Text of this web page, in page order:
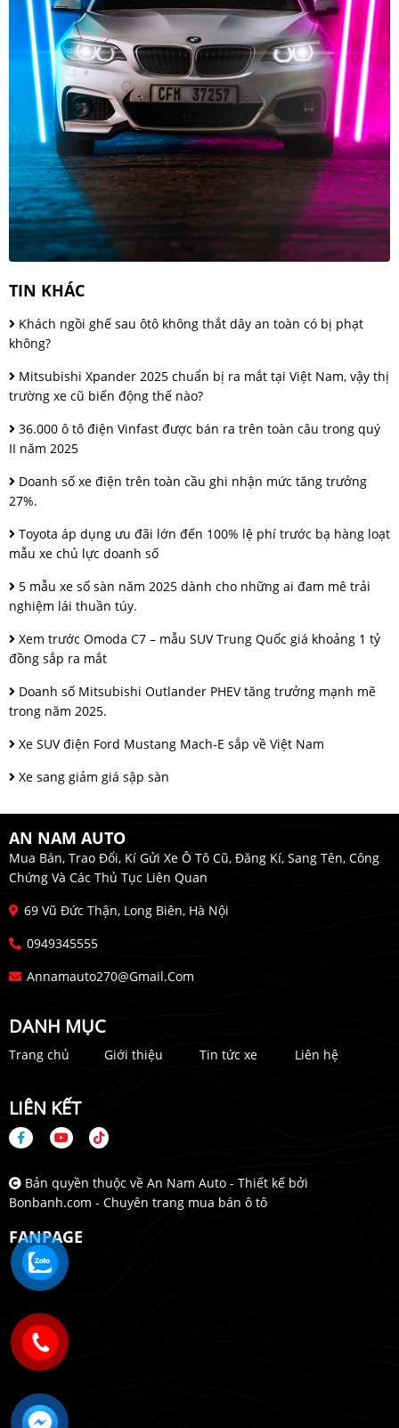
TIN KHÁC
Khách ngồi ghế sau ôtô không thắt dây an toàn có bị phạt
không?
Mitsubishi Xpander 2025 chuẩn bị ra mắt tại Việt Nam, vậy thị
trường xe cũ biến động thế nào?
36.000 ô tô điện Vinfast được bán ra trên toàn câu trong quý
II năm 2025
Doanh số xe điện trên toàn cầu ghi nhận mức tăng trưởng
27%.
Toyota áp dụng ưu đãi lớn đến 100% lệ phí trước bạ hàng loạt
mẫu xe chủ lực doanh số
5 mẫu xe số sàn năm 2025 dành cho những ai đam mê trải
nghiệm lái thuần túy.
Xem trước Omoda C7 – mẫu SUV Trung Quốc giá khoảng 1 tỷ
đồng sắp ra mắt
Doanh số Mitsubishi Outlander PHEV tăng trưởng mạnh mẽ
trong năm 2025.
Xe SUV điện Ford Mustang Mach-E sắp về Việt Nam
Xe sang giảm giá sập sàn
AN NAM AUTO
Mua Bán, Trao Đổi, Kí Gửi Xe Ô Tô Cũ, Đăng Kí, Sang Tên, Công
Chứng Và Các Thủ Tục Liên Quan
69 Vũ Đức Thận, Long Biên, Hà Nội
0949345555
Annamauto270@gmail.com
DANH MỤC
Trang chủ Giới thiệu Tin tức xe Liên hệ
LIÊN KẾT
Bản quyền thuộc về An Nam Auto - Thiết kế bởi
Bonbanh.com - Chuyên trang mua bán ô tô
FANPAGE